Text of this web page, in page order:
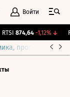
Войти
RTSI 874,64 -1,12%↓
прогнозы